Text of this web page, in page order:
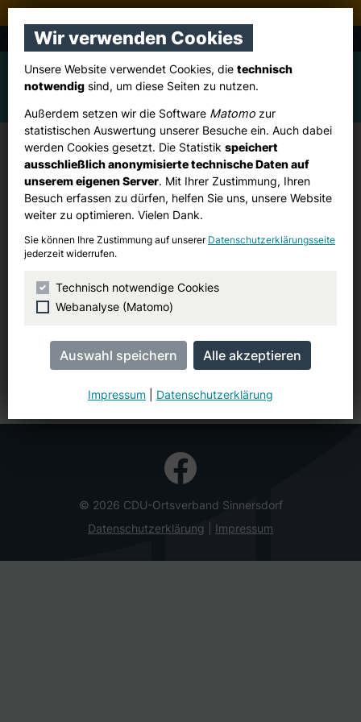
Stadtverband Pulheim
CDU Sinnersdorf
Frauen Union Pulheim:
Vorstandssitzung
Montag, 15. Juni 2026
19:00 Uhr
Rathaus
Raum 46 (Saal I)
Pulheim
Adresse suchen (Google Maps)
© 2026 CDU-Ortsverband Sinnersdorf
Datenschutzerklärung
Impressum
Wir verwenden Cookies
Unsere Website verwendet Cookies, die technisch
notwendig sind, um diese Seiten zu nutzen.
Außerdem setzen wir die Software Matomo zur
statistischen Auswertung unserer Besuche ein. Auch dabei
werden Cookies gesetzt. Die Statistik speichert
ausschließlich anonymisierte technische Daten auf
unserem eigenen Server. Mit Ihrer Zustimmung, Ihren
Besuch erfassen zu dürfen, helfen Sie uns, unsere Website
weiter zu optimieren. Vielen Dank.
Sie können Ihre Zustimmung auf unserer Datenschutzerklärungsseite
jederzeit widerrufen.
Technisch notwendige Cookies
Webanalyse (Matomo)
Impressum Datenschutzerklärung